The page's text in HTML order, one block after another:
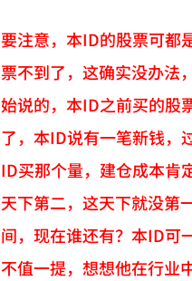
要注意，本ID的股票可都
票不到了，这确实没办法
始说的，本ID之前买的股
了，本ID说有一笔新钱，
ID买那个量，建仓成本肯
天下第二，这天下就没第
间，现在谁还有？本ID可
不值一提，想想他在行业